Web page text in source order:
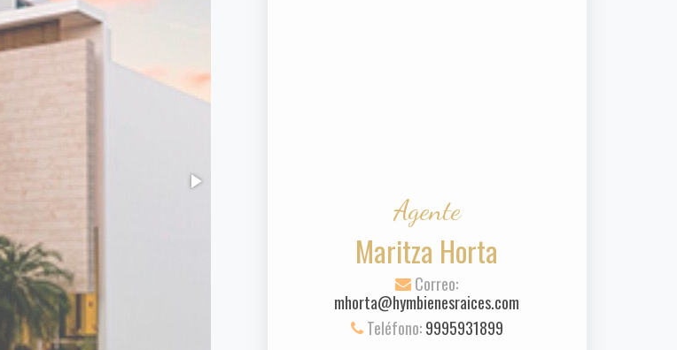
Agente
Maritza Horta
Correo:
mhorta@hymbienesraices.com
Teléfono:9995931899